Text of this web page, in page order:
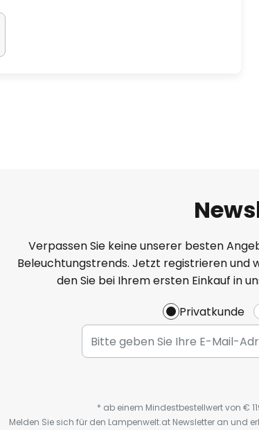
Verpassen Sie keine unserer besten
Beleuchtungstrends. Jetzt registrieren und
den Sie bei Ihrem ersten Einkauf in
Privatkunde
* ab einem Mindestbestellwert von €
Melden Sie sich für den Lampenwelt.at Newsletter an und